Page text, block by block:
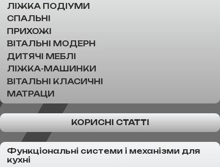
ЛІЖКА ПОДІУМИ
СПАЛЬНІ
ПРИХОЖІ
ВІТАЛЬНІ МОДЕРН
ДИТЯЧІ МЕБЛІ
ЛІЖКА-МАШИНКИ
ВІТАЛЬНІ КЛАСИЧНІ
МАТРАЦИ
КОРИСНІ СТАТТІ
Функціональні системи і механізми для
кухні